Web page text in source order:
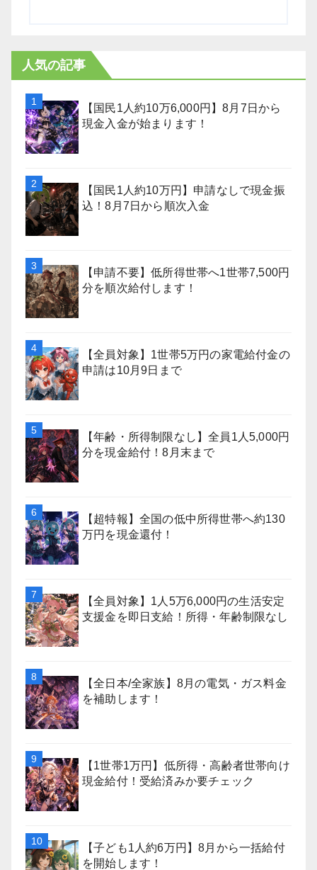
人気の記事
【国民1人約10万6,000円】8月7日から
現金入金が始まります！
【国民1人約10万円】申請なしで現金振
込！8月7日から順次入金
【申請不要】低所得世帯へ1世帯7,500円
分を順次給付します！
【全員対象】1世帯5万円の家電給付金の
申請は10月9日まで
【年齢・所得制限なし】全員1人5,000円
分を現金給付！8月末まで
【超特報】全国の低中所得世帯へ約130
万円を現金還付！
【全員対象】1人5万6,000円の生活安定
支援金を即日支給！所得・年齢制限なし
【全日本/全家族】8月の電気・ガス料金
を補助します！
【1世帯1万円】低所得・高齢者世帯向け
現金給付！受給済みか要チェック
【子ども1人約6万円】8月から一括給付
を開始します！